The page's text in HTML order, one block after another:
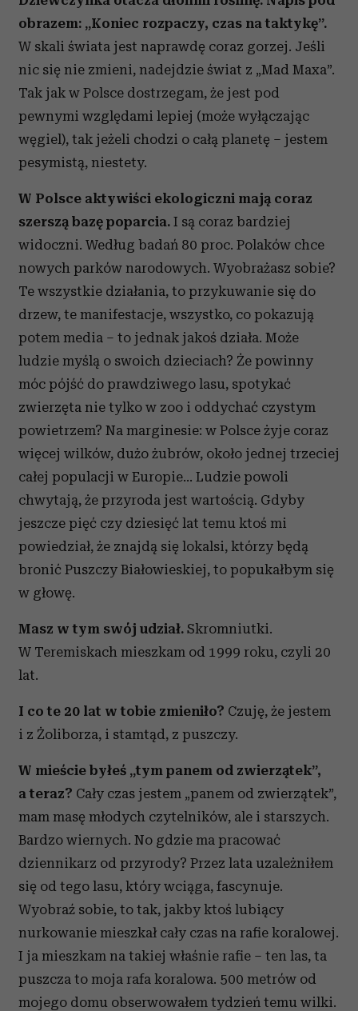
obrazem: „Koniec rozpaczy, czas na taktykę”.
W skali świata jest naprawdę coraz gorzej. Jeśli
nic się nie zmieni, nadejdzie świat z „Mad Maxa”.
Tak jak w Polsce dostrzegam, że jest pod
pewnymi względami lepiej (może wyłączając
węgiel), tak jeżeli chodzi o całą planetę – jestem
pesymistą, niestety.
W Polsce aktywiści ekologiczni mają coraz
szerszą bazę poparcia. I są coraz bardziej
widoczni. Według badań 80 proc. Polaków chce
nowych parków narodowych. Wyobrażasz sobie?
Te wszystkie działania, to przykuwanie się do
drzew, te manifestacje, wszystko, co pokazują
potem media – to jednak jakoś działa. Może
ludzie myślą o swoich dzieciach? Że powinny
móc pójść do prawdziwego lasu, spotykać
zwierzęta nie tylko w zoo i oddychać czystym
powietrzem? Na marginesie: w Polsce żyje coraz
więcej wilków, dużo żubrów, około jednej trzeciej
całej populacji w Europie… Ludzie powoli
chwytają, że przyroda jest wartością. Gdyby
jeszcze pięć czy dziesięć lat temu ktoś mi
powiedział, że znajdą się lokalsi, którzy będą
bronić Puszczy Białowieskiej, to popukałbym się
w głowę.
Masz w tym swój udział. Skromniutki.
W Teremiskach mieszkam od 1999 roku, czyli 20
lat.
I co te 20 lat w tobie zmieniło? Czuję, że jestem
i z Żoliborza, i stamtąd, z puszczy.
W mieście byłeś „tym panem od zwierzątek”,
a teraz? Cały czas jestem „panem od zwierzątek”,
mam masę młodych czytelników, ale i starszych.
Bardzo wiernych. No gdzie ma pracować
dziennikarz od przyrody? Przez lata uzależniłem
się od tego lasu, który wciąga, fascynuje.
Wyobraź sobie, to tak, jakby ktoś lubiący
nurkowanie mieszkał cały czas na rafie koralowej.
I ja mieszkam na takiej właśnie rafie – ten las, ta
puszcza to moja rafa koralowa. 500 metrów od
mojego domu obserwowałem tydzień temu wilki.